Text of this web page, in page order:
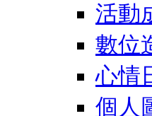
活動
數位
心情
個人